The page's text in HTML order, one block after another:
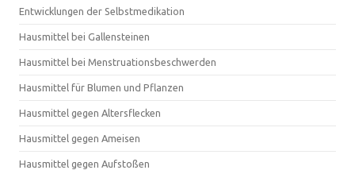
Entwicklungen der Selbstmedikation
Hausmittel bei Gallensteinen
Hausmittel bei Menstruationsbeschwerden
Hausmittel für Blumen und Pflanzen
Hausmittel gegen Altersflecken
Hausmittel gegen Ameisen
Hausmittel gegen Aufstoßen